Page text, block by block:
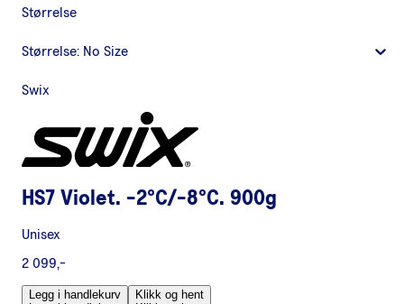
Størrelse
Størrelse: No Size
Swix
HS7 Violet. -2°C/-8°C. 900g
Unisex
2 099,-
Legg i handlekurv
Klikk og hent